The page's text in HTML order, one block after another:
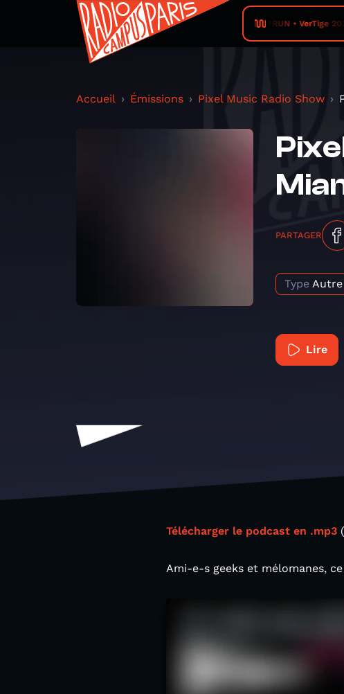
RADIO PRUN • VerTige
Accueil Émissions Pixel Music Radio Show
PARTAGER
Type Autre
Lire
Télécharger le podcast en .mp3
Ami-e-s geeks et mélomanes,